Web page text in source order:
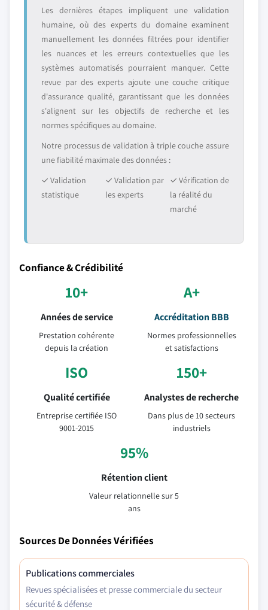
Les dernières étapes impliquent une validation
humaine, où des experts du domaine examinent
manuellement les données filtrées pour identifier
les nuances et les erreurs contextuelles que les
systèmes automatisés pourraient manquer. Cette
revue par des experts ajoute une couche critique
d'assurance qualité, garantissant que les données
s'alignent sur les objectifs de recherche et les
normes spécifiques au domaine.
Notre processus de validation à triple couche assure
une fiabilité maximale des données :
✓ Validation
statistique
✓ Validation par
les experts
✓ Vérification de
la réalité du
marché
Confiance & Crédibilité
10+
Années de service
Prestation cohérente
depuis la création
A+
Accréditation BBB
Normes professionnelles
et satisfactions
ISO
Qualité certifiée
Entreprise certifiée ISO
9001-2015
150+
Analystes de recherche
Dans plus de 10 secteurs
industriels
95%
Rétention client
Valeur relationnelle sur 5
ans
Sources De Données Vérifiées
Publications commerciales
Revues spécialisées et presse commerciale du secteur
sécurité & défense